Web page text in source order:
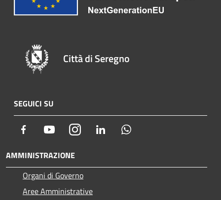
Città di Seregno
SEGUICI SU
Facebook YoutubeInstagram LinkedIn
AMMINISTRAZIONE
Organi di Governo
Aree Amministrative